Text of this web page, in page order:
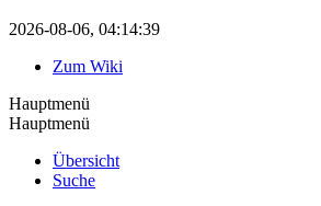
2026-08-06, 04:14:39
Zum Wiki
Hauptmenü
Hauptmenü
Übersicht
Suche